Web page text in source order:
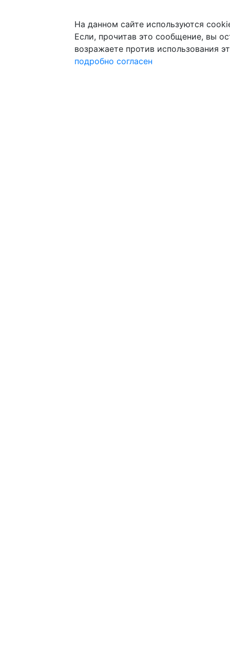
На данном сайте используются
Если, прочитав это сообщение, вы
возражаете против использования
подробно согласен